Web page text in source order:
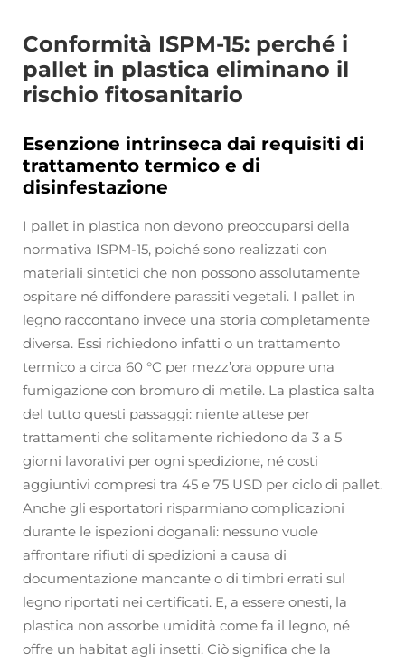
Conformità ISPM-15: perché i
pallet in plastica eliminano il
rischio fitosanitario
Esenzione intrinseca dai requisiti di
trattamento termico e di
disinfestazione
I pallet in plastica non devono preoccuparsi della
normativa ISPM-15, poiché sono realizzati con
materiali sintetici che non possono assolutamente
ospitare né diffondere parassiti vegetali. I pallet in
legno raccontano invece una storia completamente
diversa. Essi richiedono infatti o un trattamento
termico a circa 60 °C per mezz’ora oppure una
fumigazione con bromuro di metile. La plastica salta
del tutto questi passaggi: niente attese per
trattamenti che solitamente richiedono da 3 a 5
giorni lavorativi per ogni spedizione, né costi
aggiuntivi compresi tra 45 e 75 USD per ciclo di pallet.
Anche gli esportatori risparmiano complicazioni
durante le ispezioni doganali: nessuno vuole
affrontare rifiuti di spedizioni a causa di
documentazione mancante o di timbri errati sul
legno riportati nei certificati. E, a essere onesti, la
plastica non assorbe umidità come fa il legno, né
offre un habitat agli insetti. Ciò significa che la